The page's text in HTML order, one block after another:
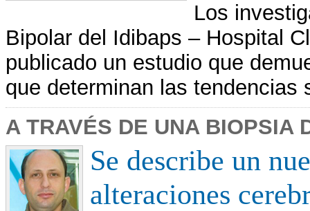
Los
Bipolar del Idibaps – Hospital
publicado un estudio que
que determinan las
A TRAVÉS DE UNA BIOPSIA
Se describe un
alteraciones